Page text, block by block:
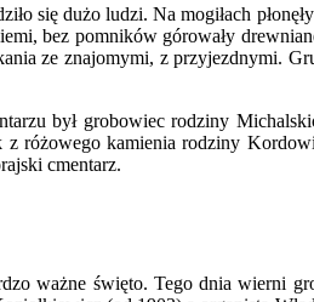
się dużo ludzi. Na mo­giłach
bez pomników górowały
ze znajomymi, z przyjezdnymi.
był gro­bowiec rodziny
różowego kamienia rodziny
cmentarz.
święto. Tego dnia wierni